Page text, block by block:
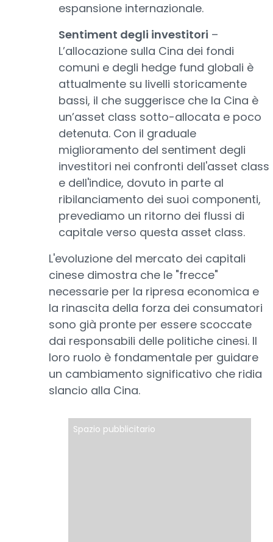
espansione internazionale.
Sentiment degli investitori –
L’allocazione sulla Cina dei fondi
comuni e degli hedge fund globali è
attualmente su livelli storicamente
bassi, il che suggerisce che la Cina è
un’asset class sotto-allocata e poco
detenuta. Con il graduale
miglioramento del sentiment degli
investitori nei confronti dell'asset class
e dell'indice, dovuto in parte al
ribilanciamento dei suoi componenti,
prevediamo un ritorno dei flussi di
capitale verso questa asset class.
L'evoluzione del mercato dei capitali
cinese dimostra che le "frecce"
necessarie per la ripresa economica e
la rinascita della forza dei consumatori
sono già pronte per essere scoccate
dai responsabili delle politiche cinesi. Il
loro ruolo è fondamentale per guidare
un cambiamento significativo che ridia
slancio alla Cina.
Spazio pubblicitario